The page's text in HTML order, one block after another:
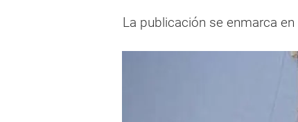
La publicación se enmarca